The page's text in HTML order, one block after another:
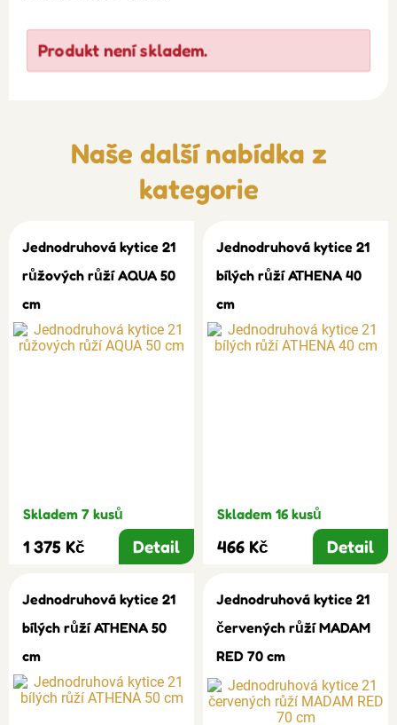
Produkt není skladem.
Naše další nabídka z
kategorie
Jednodruhová kytice 21
růžových růží AQUA 50
cm
Skladem 7 kusů
1 375 Kč Detail
Jednodruhová kytice 21
bílých růží ATHENA 40
cm
Skladem 16 kusů
466 Kč Detail
Jednodruhová kytice 21
bílých růží ATHENA 50
cm
Jednodruhová kytice 21
červených růží MADAM
RED 70 cm